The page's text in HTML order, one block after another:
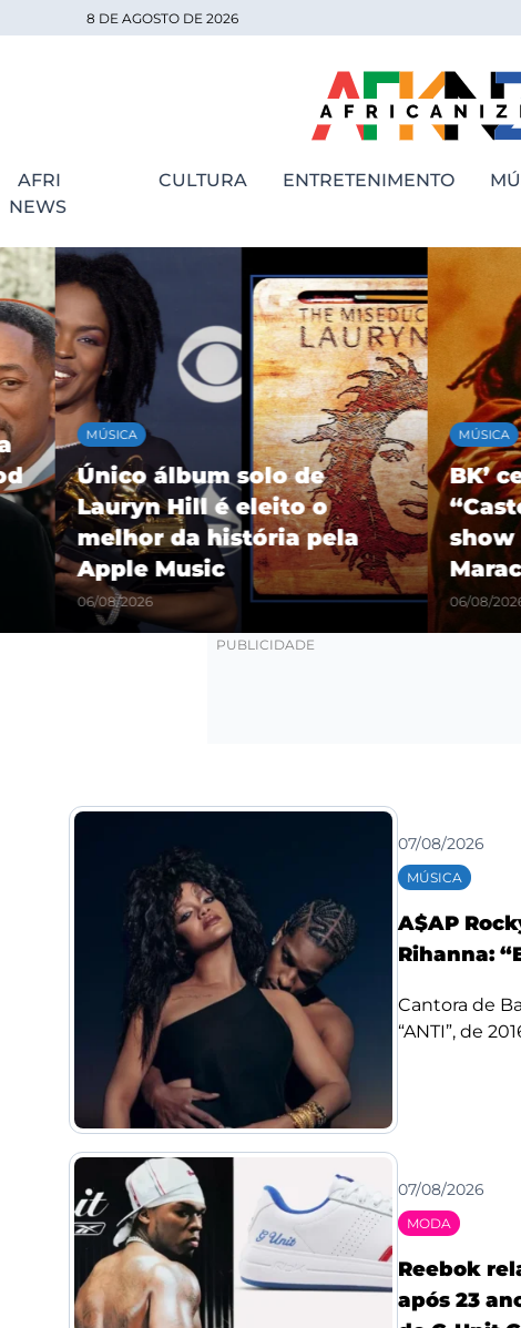
8 DE AGOSTO DE 2026
AFRI
NEWS
CULTURA ENTRETENIMENTO
MÚSICA
Único álbum solo de
Lauryn Hill é eleito o
melhor da história pela
Apple Music
06/08/2026
MÚSICA
BK’
“Castelos
show
Maracaña
06/08/2026
07/08/2026
MÚSICA
A$AP
Rihanna:
Cantora de
“ANTI”, de
07/08/2026
MODA
Reebok
após 23